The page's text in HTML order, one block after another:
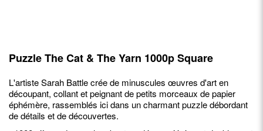
Puzzle The Cat & The Yarn 1000p Square
L'artiste Sarah Battle crée de minuscules œuvres d'art en
découpant, collant et peignant de petits morceaux de papier
éphémère, rassemblés ici dans un charmant puzzle débordant
de détails et de découvertes.